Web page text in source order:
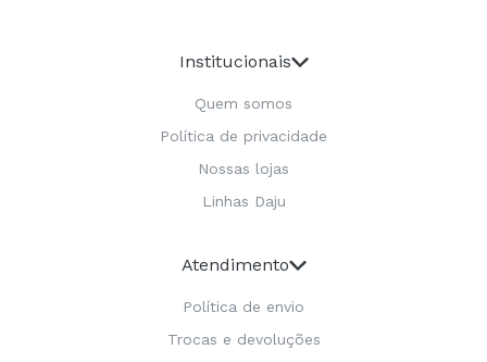
Institucionais
Quem somos
Política de privacidade
Nossas lojas
Linhas Daju
Atendimento
Política de envio
Trocas e devoluções